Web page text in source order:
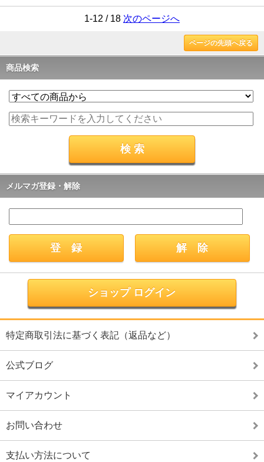
1-12 / 18 次のページへ
ページの先頭へ戻る
商品検索
メルマガ登録・解除
ショップ ログイン
特定商取引法に基づく表記（返品など）
公式ブログ
マイアカウント
お問い合わせ
支払い方法について